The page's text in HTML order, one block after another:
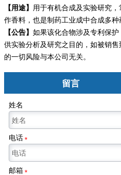
【用途】
用于有机合成及实验研究
作香料，也是制药工业成中合成多
【公告】 如果该化合物涉及专利保护
供实验分析及研究之目的，如被销
的一切风险与本公司无关。
留言
姓名
电话*
邮箱*